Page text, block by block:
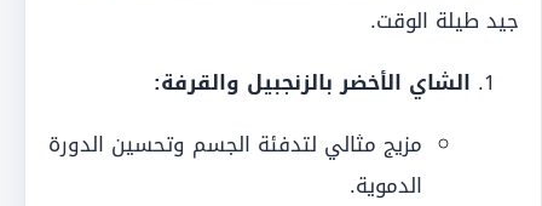
جيد طيلة الوقت.
الشاي الأخضر بالزنجبيل والقرفة:
مزيج مثالي لتدفئة الجسم وتحسين الدورة
الدموية.